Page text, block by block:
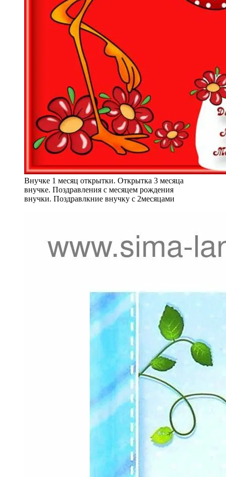
Внучке 1 месяц открытки. Открытка 3 месяца
внучке. Поздравления с месяцем рождения
внучки. Поздравлкние внучку с 2месяцами